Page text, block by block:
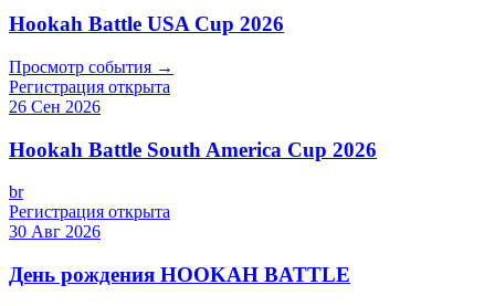
Hookah Battle USA Cup 2026
Просмотр события →
Регистрация открыта
26 Сен 2026
Hookah Battle South America Cup 2026
br
Регистрация открыта
30 Авг 2026
День рождения HOOKAH BATTLE